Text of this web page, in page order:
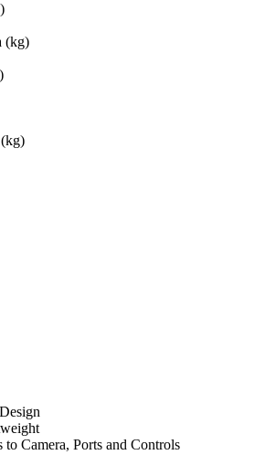
(kg)
to Camera, Ports and Controls